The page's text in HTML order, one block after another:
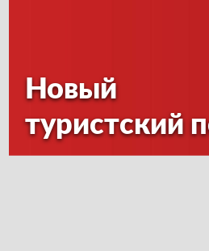
Новый
туристский